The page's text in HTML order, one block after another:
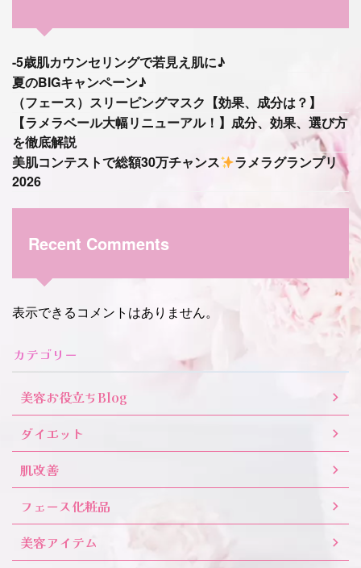
-5歳肌カウンセリングで若見え肌に♪
夏のBIGキャンペーン♪
（フェース）スリーピングマスク【効果、成分は？】
【ラメラベール大幅リニューアル！】成分、効果、選び方
を徹底解説
美肌コンテストで総額30万チャンス
ラメラグランプリ
2026
Recent Comments
表示できるコメントはありません。
カテゴリー
美容お役立ちBlog
ダイエット
肌改善
フェース化粧品
美容アイテム